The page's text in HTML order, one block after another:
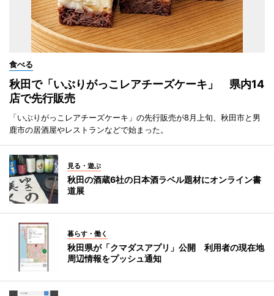
食べる
秋田で「いぶりがっこレアチーズケーキ」 県内14
店で先行販売
「いぶりがっこレアチーズケーキ」の先行販売が8月上旬、秋田市と男
鹿市の居酒屋やレストランなどで始まった。
見る・遊ぶ
秋田の酒蔵6社の日本酒ラベル題材にオンライン書
道展
暮らす・働く
秋田県が「クマダスアプリ」公開 利用者の現在地
周辺情報をプッシュ通知